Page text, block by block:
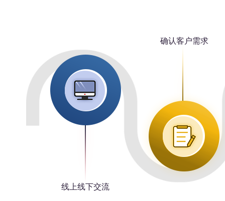
线上线下交流
确认客户需求